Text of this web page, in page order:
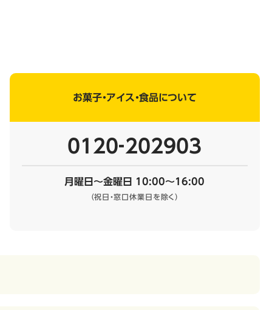
お菓子・アイス・食品について
0120‐202903
月曜日～金曜日 10:00～16:00
（祝日・窓口休業日を除く）